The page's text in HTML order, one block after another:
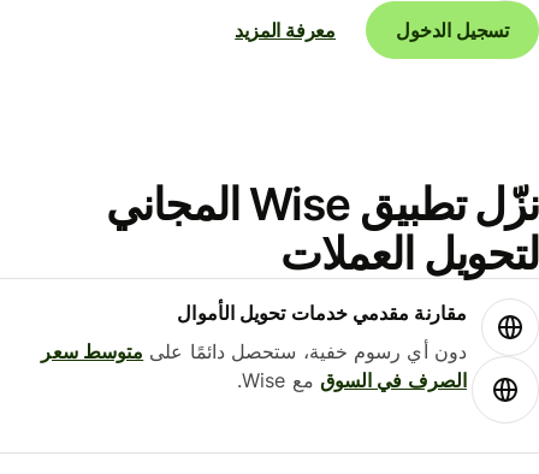
تسجيل الدخول
معرفة المزيد
نزّل تطبيق Wise المجاني
العملات
مقارنة مقدمي خدمات تحويل الأموال
دون أي رسوم خفية، ستحصل دائمًا علىمتوسط ​​سعر
الصرف في السوقمع Wise.